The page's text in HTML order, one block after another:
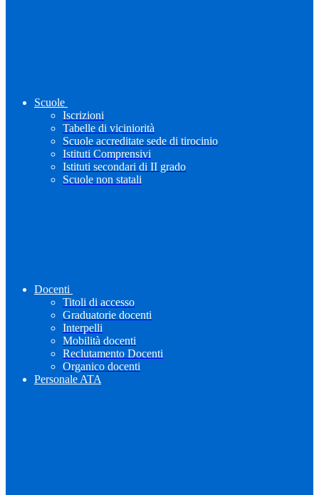
Scuole
Iscrizioni
Tabelle di viciniorità
Scuole accreditate sede di tirocinio
Istituti Comprensivi
Istituti secondari di II grado
Scuole non statali
Docenti
Titoli di accesso
Graduatorie docenti
Interpelli
Mobilità docenti
Reclutamento Docenti
Organico docenti
Personale ATA